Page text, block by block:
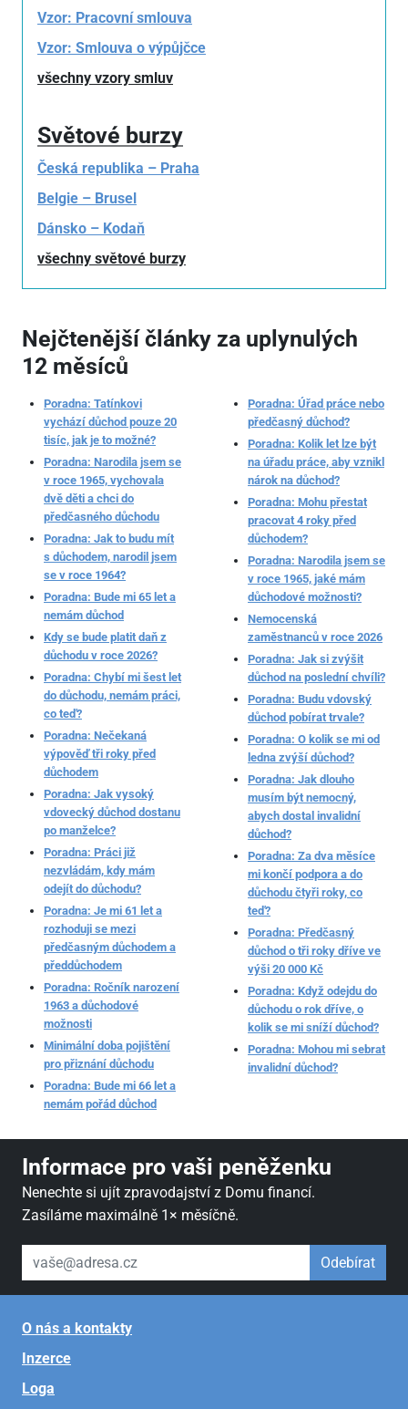
Vzor: Pracovní smlouva
Vzor: Smlouva o výpůjčce
všechny vzory smluv
Světové burzy
Česká republika – Praha
Belgie – Brusel
Dánsko – Kodaň
všechny světové burzy
Nejčtenější články za uplynulých
12 měsíců
Poradna: Tatínkovi
vychází důchod pouze 20
tisíc, jak je to možné?
Poradna: Narodila jsem se
v roce 1965, vychovala
dvě děti a chci do
předčasného důchodu
Poradna: Jak to budu mít
s důchodem, narodil jsem
se v roce 1964?
Poradna: Bude mi 65 let a
nemám důchod
Kdy se bude platit daň z
důchodu v roce 2026?
Poradna: Chybí mi šest let
do důchodu, nemám práci,
co teď?
Poradna: Nečekaná
výpověď tři roky před
důchodem
Poradna: Jak vysoký
vdovecký důchod dostanu
po manželce?
Poradna: Práci již
nezvládám, kdy mám
odejít do důchodu?
Poradna: Je mi 61 let a
rozhoduji se mezi
předčasným důchodem a
předdůchodem
Poradna: Ročník narození
1963 a důchodové
možnosti
Minimální doba pojištění
pro přiznání důchodu
Poradna: Bude mi 66 let a
nemám pořád důchod
Poradna: Úřad práce nebo
předčasný důchod?
Poradna: Kolik let lze být
na úřadu práce, aby vznikl
nárok na důchod?
Poradna: Mohu přestat
pracovat 4 roky před
důchodem?
Poradna: Narodila jsem se
v roce 1965, jaké mám
důchodové možnosti?
Nemocenská
zaměstnanců v roce 2026
Poradna: Jak si zvýšit
důchod na poslední chvíli?
Poradna: Budu vdovský
důchod pobírat trvale?
Poradna: O kolik se mi od
ledna zvýší důchod?
Poradna: Jak dlouho
musím být nemocný,
abych dostal invalidní
důchod?
Poradna: Za dva měsíce
mi končí podpora a do
důchodu čtyři roky, co
teď?
Poradna: Předčasný
důchod o tři roky dříve ve
výši 20 000 Kč
Poradna: Když odejdu do
důchodu o rok dříve, o
kolik se mi sníží důchod?
Poradna: Mohou mi sebrat
invalidní důchod?
Informace pro vaši peněženku
Nenechte si ujít zpravodajství z Domu financí.
Zasíláme maximálně 1× měsíčně.
váš email Odebírat
O nás a kontakty
Inzerce
Loga